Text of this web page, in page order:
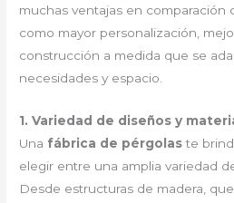
muchas ventajas en comparación
como mayor personalización,
construcción a medida que se
necesidades y espacio.
1. Variedad de diseños y
Una fábrica de pérgolaste
elegir entre una amplia variedad
Desde estructuras de madera,